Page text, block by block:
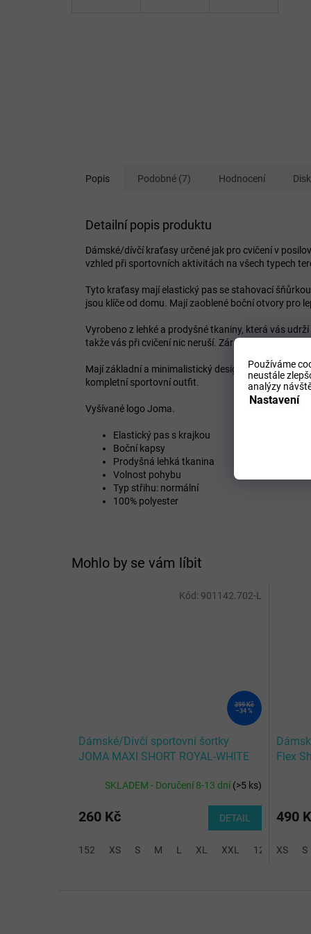
Používáme
neustále
analýzy
Nastavení
Mohlo by se vám líbit
399 Kč
–34 %
Dámské/Dívčí sportovní šortky
JOMA MAXI SHORT ROYAL-WHITE
SKLADEM - Doručení 8-13 dní(>5 ks)
260 Kč DETAIL
152 XS S M L XL XXL 128-140
Kód: 901142.702-L
Flex
490
XS S
Popis Podobné (7) Hodnocení
Detailní popis produktu
Dámské/dívčí kraťasy určené jak pro cvičení v
vzhled při sportovních aktivitách na všech typech
Tyto kraťasy mají elastický pas se stahovací
jsou klíče od domu. Mají zaoblené boční otvory pro
Vyrobeno z lehké a prodyšné tkaniny, která vás
takže vás při cvičení nic neruší. Zároveň poskytuje
Mají základní a minimalistický design, který se
kompletní sportovní outfit.
Vyšívané logo Joma.
Elastický pas s krajkou
Boční kapsy
Prodyšná lehká tkanina
Volnost pohybu
Typ střihu: normální
100% polyester